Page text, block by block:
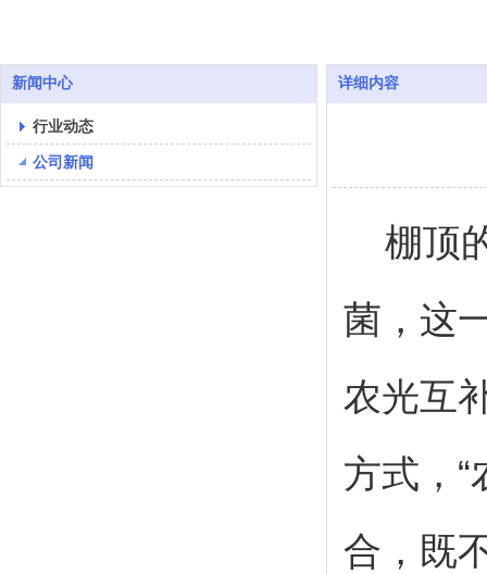
新闻中心
行业动态
公司新闻
详细内容
棚顶
菌，这
农光互
方式，
合，既